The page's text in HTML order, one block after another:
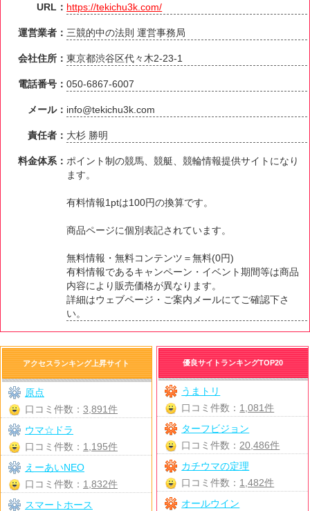
URL： https://tekichu3k.com/
運営業者： 三競的中の法則 運営事務局
会社住所：東京都渋谷区代々木2-23-1
電話番号：050-6867-6007
メール： info@tekichu3k.com
責任者： 大杉 勝明
料金体系： ポイント制の競馬、競艇、競輪情報提供サイトになり
ます。
有料情報1ptは100円の換算です。
商品ページに個別表記されています。
無料情報・無料コンテンツ＝無料(0円)
有料情報であるキャンペーン・イベント期間等は商品
内容により販売価格が異なります。
詳細はウェブページ・ご案内メールにてご確認下さ
い。
優良サイトランキングTOP20
うまトリ
口コミ件数： 1,081件
ターフビジョン
口コミ件数： 20,486件
カチウマの定理
口コミ件数： 1,482件
オールウイン
アクセスランキング上昇サイト
原点
口コミ件数： 3,891件
ウマ☆ドラ
口コミ件数： 1,195件
えーあいNEO
口コミ件数： 1,832件
スマートホース